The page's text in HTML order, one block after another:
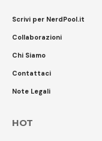
Scrivi per NerdPool.it
Collaborazioni
Chi Siamo
Contattaci
Note Legali
HOT